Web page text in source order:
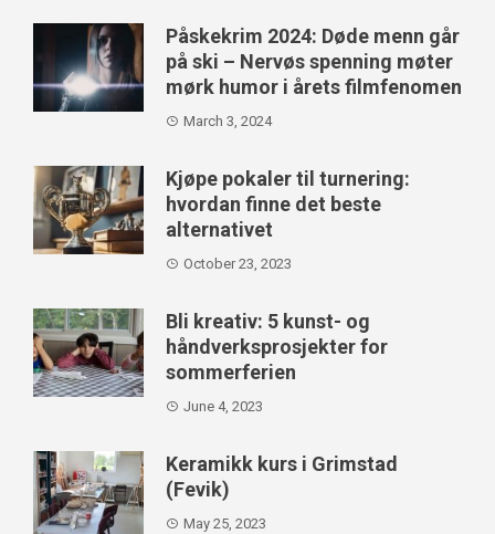
Påskekrim 2024: Døde menn går
på ski – Nervøs spenning møter
mørk humor i årets filmfenomen
March 3, 2024
Kjøpe pokaler til turnering:
hvordan finne det beste
alternativet
October 23, 2023
Bli kreativ: 5 kunst- og
håndverksprosjekter for
sommerferien
June 4, 2023
Keramikk kurs i Grimstad
(Fevik)
May 25, 2023